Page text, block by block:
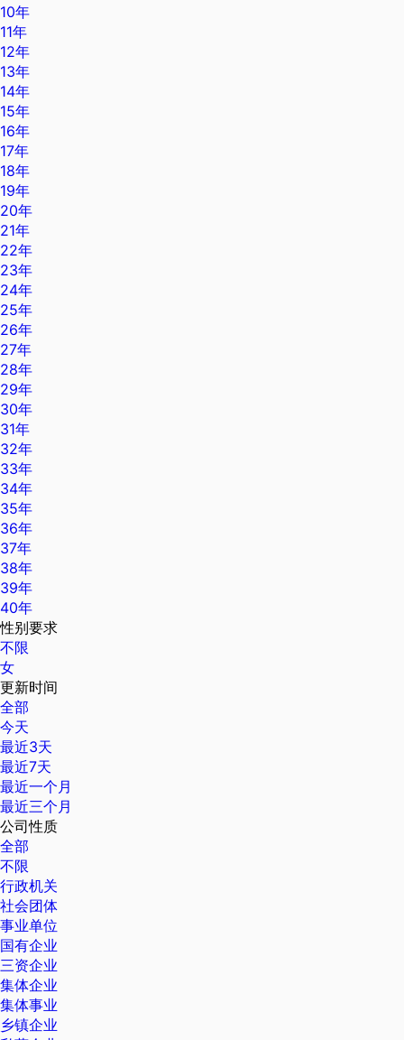
10年
11年
12年
13年
14年
15年
16年
17年
18年
19年
20年
21年
22年
23年
24年
25年
26年
27年
28年
29年
30年
31年
32年
33年
34年
35年
36年
37年
38年
39年
40年
性别要求
不限
女
更新时间
全部
今天
最近3天
最近7天
最近一个月
最近三个月
公司性质
全部
不限
行政机关
社会团体
事业单位
国有企业
三资企业
集体企业
集体事业
乡镇企业